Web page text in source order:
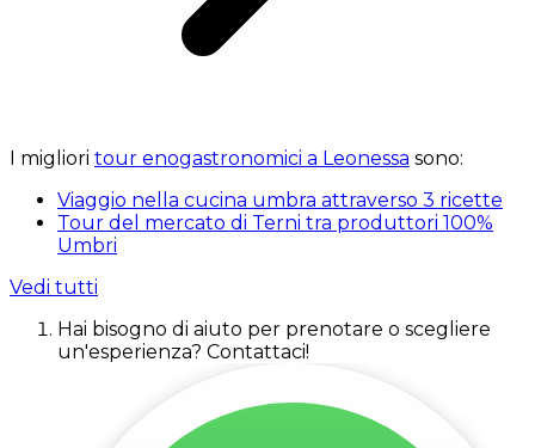
I migliori tour enogastronomici a Leonessa sono:
Viaggio nella cucina umbra attraverso 3 ricette
Tour del mercato di Terni tra produttori 100%
Umbri
Vedi tutti
Hai bisogno di aiuto per prenotare o scegliere
un'esperienza? Contattaci!